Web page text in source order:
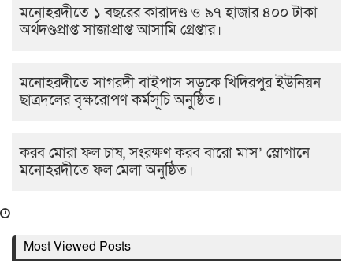
মনোহরদীতে ১ বছরের কারাদণ্ড ও ৯৭ হাজার ৪০০ টাকা
অর্থদণ্ডপ্রাপ্ত সাজাপ্রাপ্ত আসামি গ্রেপ্তার।
মনোহরদীতে সাগরদী বাইপাস সড়কে খিদিরপুর ইউনিয়ন
ছাত্রদলের বৃক্ষরোপণ কর্মসূচি অনুষ্ঠিত।
করব মোরা ফল চাষ, সংরক্ষণ করব বারো মাস’ স্লোগানে
মনোহরদীতে ফল মেলা অনুষ্ঠিত।
Most Viewed Posts